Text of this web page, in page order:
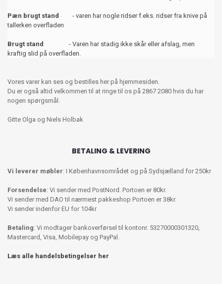
Pæn brugt stand
- varen har nogle ridser f.eks. ridser fra knive på
tallerken overfladen
Brugt stand
- Varen har stadig ikke skår eller afslag, men
kraftig slid på overfladen.
Vores varer kan ses og bestilles her på hjemmesiden.
Du er også altid velkommen til at ringe til os på 2867 2080 hvis du har
nogen spørgsmål.
Gitte Olga og Niels Holbak
BETALING & LEVERING
Vi leverer møbler: I Københavnsområdet og på Sydsjælland for 250kr
Forsendelse: Vi sender med PostNord. Portoen er 80kr.
Vi sender med DAO til nærmest pakkeshop Portoen er 38kr.
Vi sender indenfor EU for 104kr
Betaling: Vi modtager bankoverførsel til kontonr. 53270000301320,
Mastercard, Visa, Mobilepay og PayPal.
Læs alle handelsbetingelser her